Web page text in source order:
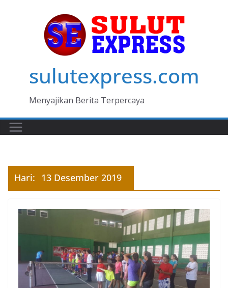
sulutexpress.com
Menyajikan Berita Terpercaya
Hari: 13 Desember 2019